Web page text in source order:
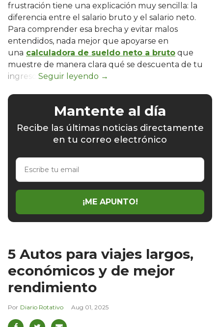
frustración tiene una explicación muy sencilla: la
diferencia entre el salario bruto y el salario neto.
Para comprender esa brecha y evitar malos
entendidos, nada mejor que apoyarse en
una calculadora de sueldo neto a bruto que
muestre de manera clara qué se descuenta de tu
ingreso.
Mantente al día
Recibe las últimas noticias directamente
en tu correo electrónico
Escribe
email
¡ME APUNTO!
5 Autos para viajes largos,
económicos y de mejor
rendimiento
Diario Rotativo Aug 01, 2025